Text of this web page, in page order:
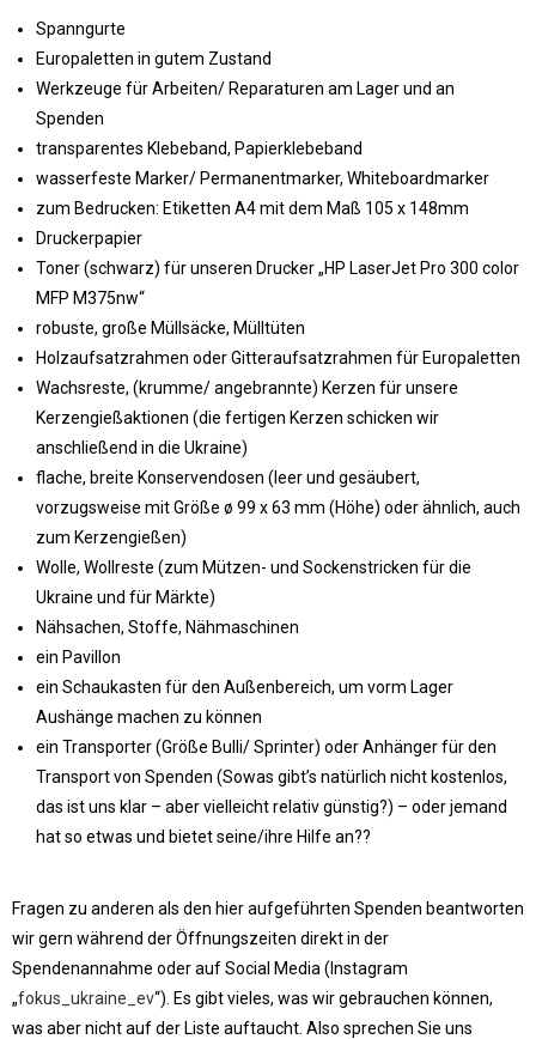
Spanngurte
Europaletten in gutem Zustand
Werkzeuge für Arbeiten/ Reparaturen am Lager und an
Spenden
transparentes Klebeband, Papierklebeband
wasserfeste Marker/ Permanentmarker, Whiteboardmarker
zum Bedrucken: Etiketten A4 mit dem Maß 105 x 148mm
Druckerpapier
Toner (schwarz) für unseren Drucker „HP LaserJet Pro 300 color
MFP M375nw“
robuste, große Müllsäcke, Mülltüten
Holzaufsatzrahmen oder Gitteraufsatzrahmen für Europaletten
Wachsreste, (krumme/ angebrannte) Kerzen für unsere
Kerzengießaktionen (die fertigen Kerzen schicken wir
anschließend in die Ukraine)
flache, breite Konservendosen (leer und gesäubert,
vorzugsweise mit Größe ø 99 x 63 mm (Höhe) oder ähnlich, auch
zum Kerzengießen)
Wolle, Wollreste (zum Mützen- und Sockenstricken für die
Ukraine und für Märkte)
Nähsachen, Stoffe, Nähmaschinen
ein Pavillon
ein Schaukasten für den Außenbereich, um vorm Lager
Aushänge machen zu können
ein Transporter (Größe Bulli/ Sprinter) oder Anhänger für den
Transport von Spenden (Sowas gibt’s natürlich nicht kostenlos,
das ist uns klar – aber vielleicht relativ günstig?) – oder jemand
hat so etwas und bietet seine/ihre Hilfe an??
Fragen zu anderen als den hier aufgeführten Spenden beantworten
wir gern während der Öffnungszeiten direkt in der
Spendenannahme oder auf Social Media (Instagram
„fokus_ukraine_ev“). Es gibt vieles, was wir gebrauchen können,
was aber nicht auf der Liste auftaucht. Also sprechen Sie uns